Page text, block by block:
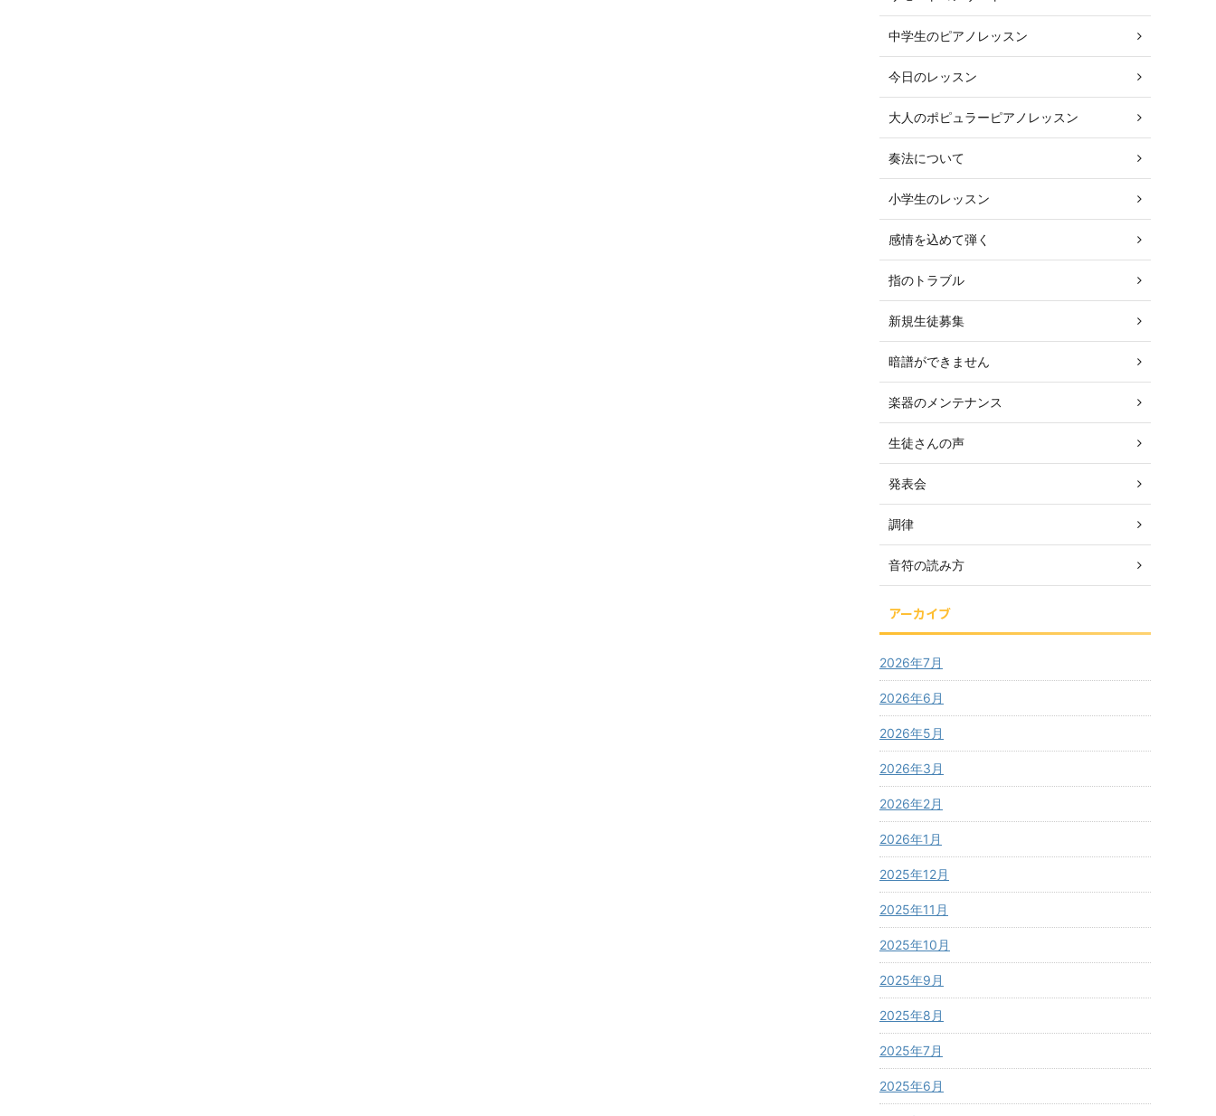
中学生のピアノレッスン
今日のレッスン
大人のポピュラーピアノレッスン
奏法について
小学生のレッスン
感情を込めて弾く
指のトラブル
新規生徒募集
暗譜ができません
楽器のメンテナンス
生徒さんの声
発表会
調律
音符の読み方
アーカイブ
2026年7月
2026年6月
2026年5月
2026年3月
2026年2月
2026年1月
2025年12月
2025年11月
2025年10月
2025年9月
2025年8月
2025年7月
2025年6月